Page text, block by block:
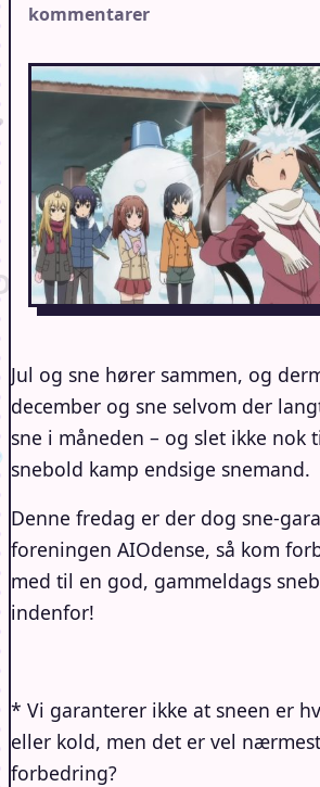
kommentarer
Jul og sne hører sammen, og
december og sne selvom der
sne i måneden – og slet ikke nok
snebold kamp endsige snemand.
Denne fredag er der dog sne-
foreningen AIOdense, så kom
med til en god, gammeldags
indenfor!
* Vi garanterer ikke at sneen er
eller kold, men det er vel
forbedring?